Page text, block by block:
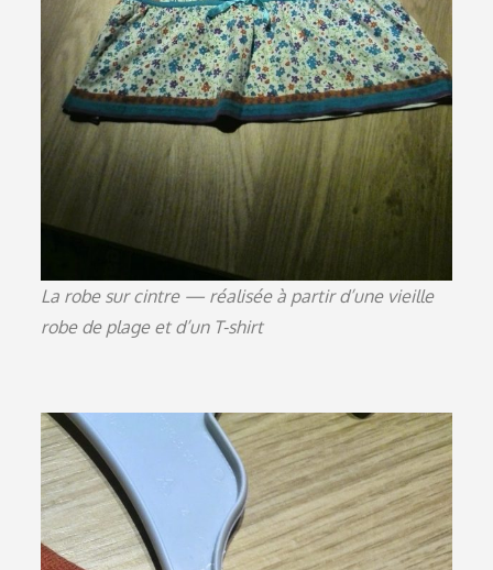
La robe sur cintre — réalisée à partir d’une vieille
robe de plage et d’un T-shirt